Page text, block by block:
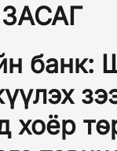
банк:
хоёр